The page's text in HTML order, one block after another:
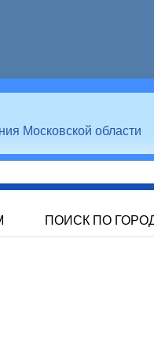
Московской области
ПОИСК ПО